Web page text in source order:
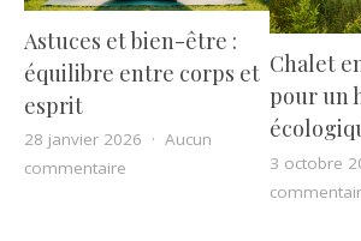
Astuces et bien-être :
équilibre entre corps et
esprit
28 janvier 2026
Aucun
commentaire sur Astuces et bien-être :
Chalet
pour un
3 octobre